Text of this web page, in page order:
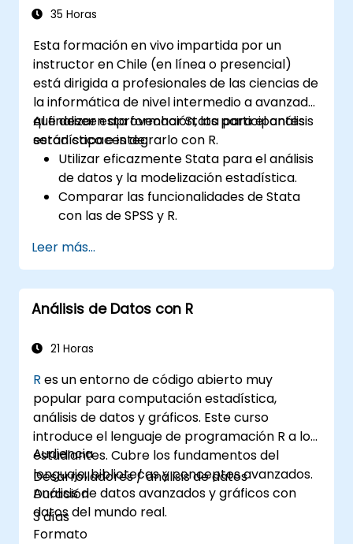
35 Horas
Esta formación en vivo impartida por un
instructor en Chile (en línea o presencial)
está dirigida a profesionales de las ciencias de
la informática de nivel intermedio a avanzado
que deseen aprovechar Stata para el análisis
estadístico e integrarlo con R.
Al finalizar esta formación, los participantes
serán capaces de:
Utilizar eficazmente Stata para el análisis
de datos y la modelización estadística.
Comparar las funcionalidades de Stata
con las de SPSS y R.
computación estadística.
Desarrollar y automatizar flujos de
trabajo utilizando Stata y R.
Leer más...
Análisis de Datos con R
21 Horas
R es un entorno de código abierto muy
popular para computación estadística,
análisis de datos y gráficos. Este curso
introduce el lenguaje de programación R a los
estudiantes. Cubre los fundamentos del
lenguaje, bibliotecas y conceptos avanzados.
Análisis de datos avanzados y gráficos con
datos del mundo real.
Audiencia
Desarrolladores / análisis de datos
Duración
3 días
Formato